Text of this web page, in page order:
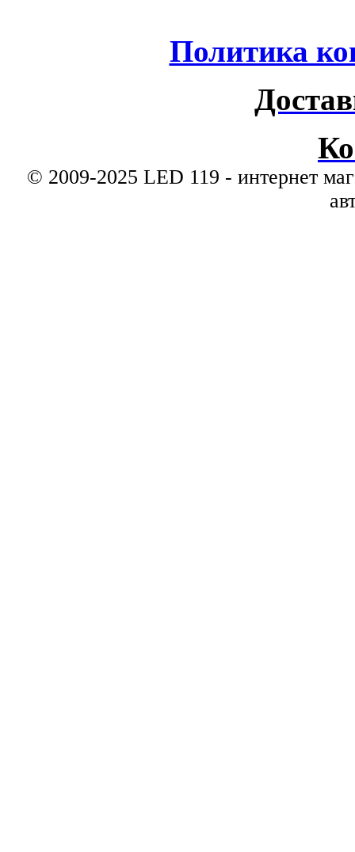
Политика
© 2009-2025 LED 119 - интернет